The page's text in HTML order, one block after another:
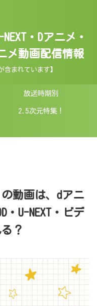
・Dアニメ・
メ動画配信情報
含まれています】
放送時期別
2.5次元特集！
動画は、dアニ
U-NEXT・ビデ
？